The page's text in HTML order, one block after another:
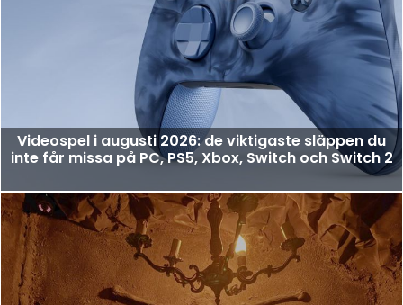
Videospel i augusti 2026: de viktigaste släppen du
inte får missa på PC, PS5, Xbox, Switch och Switch 2